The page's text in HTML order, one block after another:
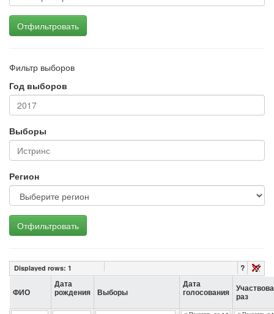
Отфильтровать
Фильтр выборов
Год выборов
Выборы
Регион
Отфильтровать
Displayed rows: 1 ?
ФИО
Дата
рождения
Выборы
Дата
голосования
раз